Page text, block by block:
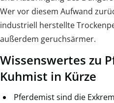
Wer vor diesem Aufwand
industriell herstellte
außerdem geruchsärmer.
Wissenswertes zu
Kuhmist in Kürze
Pferdemist sind die